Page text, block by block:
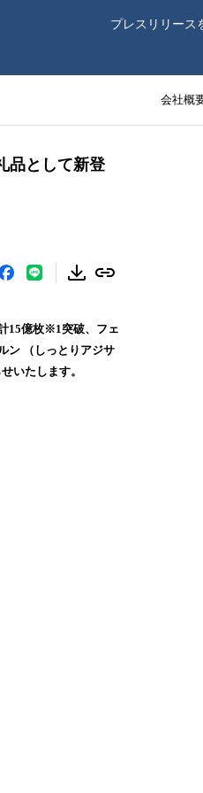
プレスリリース
会社概
品として新登
15億枚※1突破、フェ
ン （しっとりアジサ
いたします。